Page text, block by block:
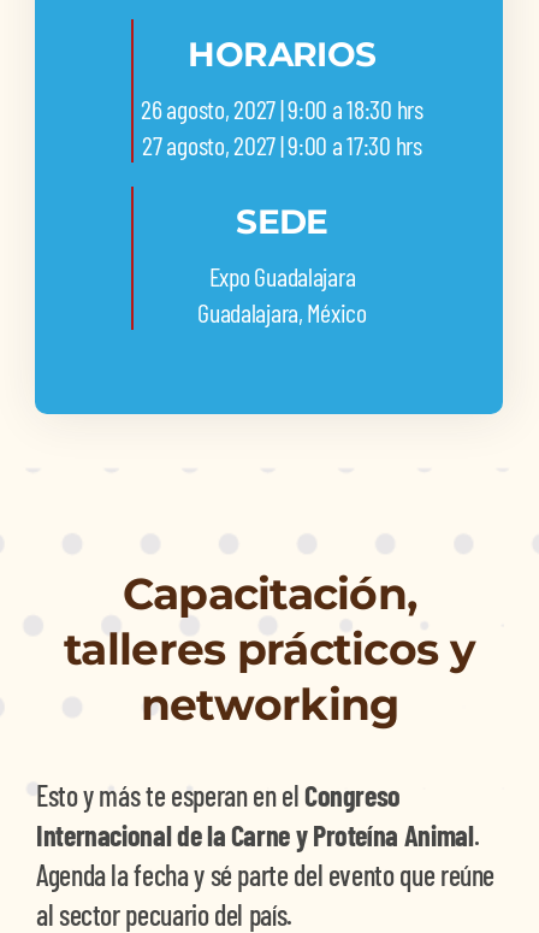
HORARIOS
26 agosto, 2027 | 9:00 a 18:30 hrs
27 agosto, 2027 | 9:00 a 17:30 hrs
SEDE
Expo Guadalajara
Guadalajara, México
Capacitación,
talleres prácticos y
networking
Esto y más te esperan en elCongreso
Internacional de la Carne y Proteína Animal.
Agenda la fecha y sé parte del evento que reúne
al sector pecuario del país.